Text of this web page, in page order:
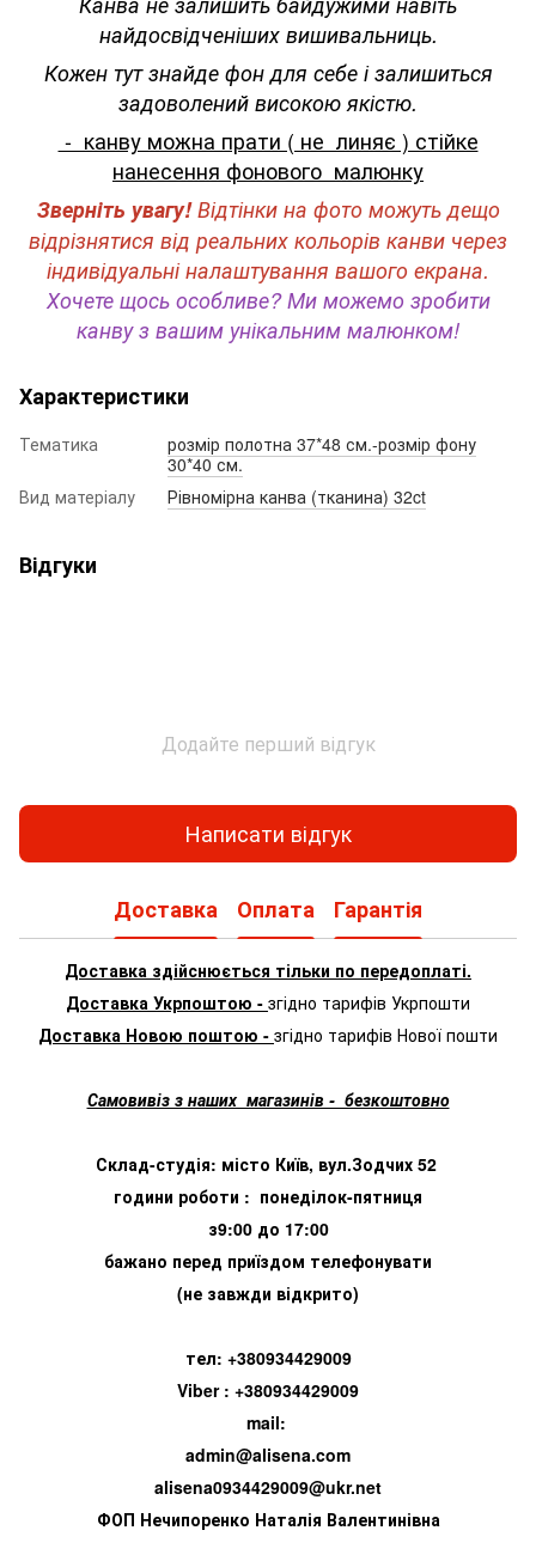
найдосвідченіших вишивальниць.
Кожен тут знайде фон для себе і залишиться
задоволений високою якістю.
- канву можна прати ( не линяє ) стійке
нанесення фонового малюнку
Зверніть увагу!Відтінки на фото можуть дещо
відрізнятися від реальних кольорів канви через
індивідуальні налаштування вашого екрана.
Хочете щось особливе? Ми можемо зробити
канву з вашим унікальним малюнком!
Характеристики
Тематика
розмір полотна 37*48 см.-розмір фону
30*40 см.
Вид матеріалу
Рівномірна канва (тканина) 32ct
Відгуки
Додайте перший відгук
Написати відгук
Доставка Оплата Гарантія
Доставка здійснюється тільки по передоплаті.
Доставка Укрпоштою - згідно тарифів Укрпошти
Доставка Новою поштою - згідно тарифів Нової пошти
Самовивіз з наших магазинів - безкоштовно
Склад-студія: місто Київ, вул.Зодчих 52
години роботи : понеділок-пятниця
з9:00 до 17:00
бажано перед приїздом телефонувати
(не завжди відкрито)
тел: +380934429009
Viber : +380934429009
mail:
admin@alisena.com
alisena0934429009@ukr.net
ФОП Нечипоренко Наталія Валентинівна